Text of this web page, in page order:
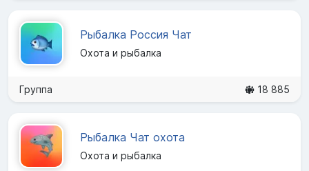
Рыбалка Россия Чат
Охота и рыбалка
Группа 18 885
Рыбалка Чат охота
Охота и рыбалка